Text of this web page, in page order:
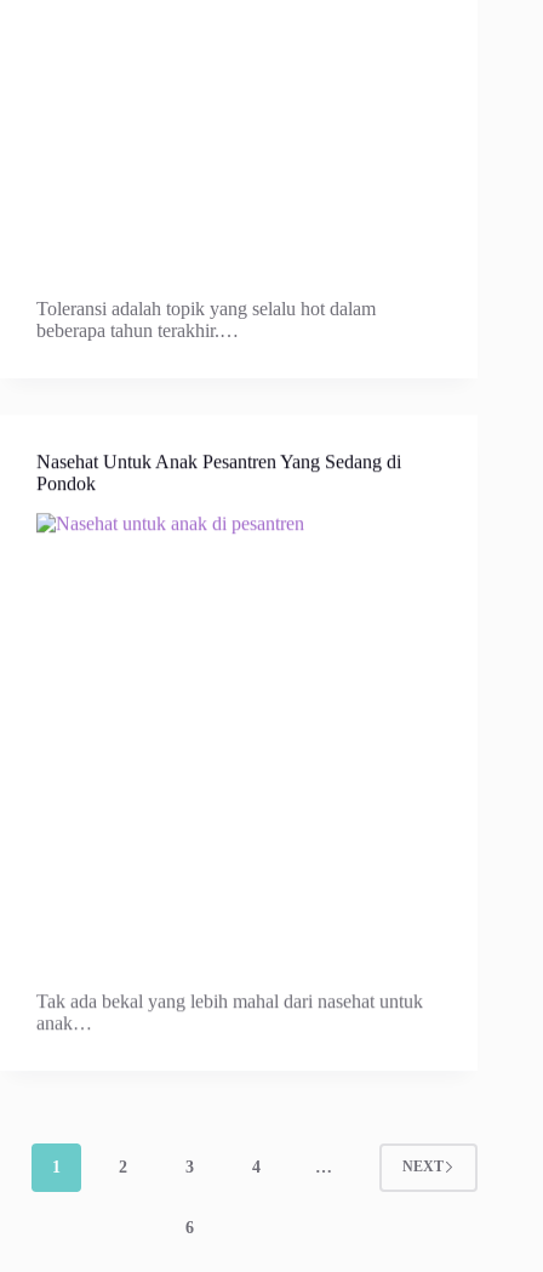
Toleransi adalah topik yang selalu hot dalam
beberapa tahun terakhir.…
Nasehat Untuk Anak Pesantren Yang Sedang di
Pondok
Tak ada bekal yang lebih mahal dari nasehat untuk
anak…
1 2 3 4 …
6
NEXT